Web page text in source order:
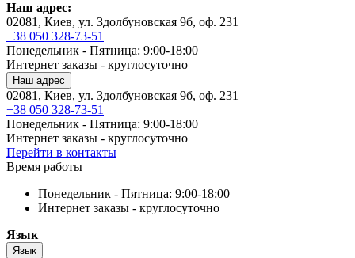
Наш адрес:
02081, Киев, ул. Здолбуновская 9б, оф. 231
+38 050 328-73-51
Понедельник - Пятница: 9:00-18:00
Интернет заказы - круглосуточно
Наш адрес
02081, Киев, ул. Здолбуновская 9б, оф. 231
+38 050 328-73-51
Понедельник - Пятница: 9:00-18:00
Интернет заказы - круглосуточно
Перейти в контакты
Время работы
Понедельник - Пятница: 9:00-18:00
Интернет заказы - круглосуточно
Язык
Язык